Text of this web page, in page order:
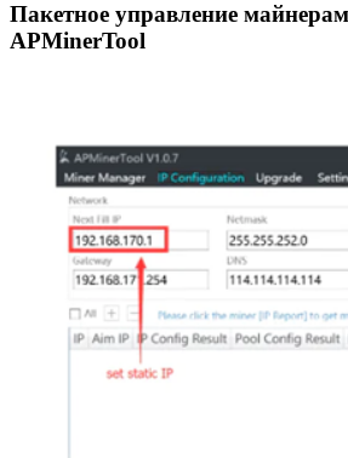
Пакетное управление
APMinerTool